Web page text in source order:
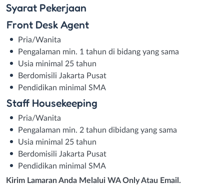
Syarat Pekerjaan
Front Desk Agent
Pria/Wanita
Pengalaman min. 1 tahun di bidang yang sama
Usia minimal 25 tahun
Berdomisili Jakarta Pusat
Pendidikan minimal SMA
Staff Housekeeping
Pria/Wanita
Pengalaman min. 2 tahun dibidang yang sama
Usia minimal 25 tahun
Berdomisili Jakarta Pusat
Pendidikan minimal SMA
Kirim Lamaran Anda Melalui WA Only Atau Email.